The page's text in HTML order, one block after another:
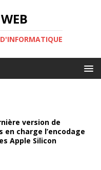
version de
en charge l’encodage
Apple Silicon